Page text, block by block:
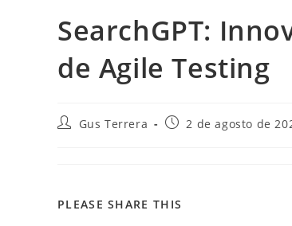
SearchGPT:
de Agile Testing
Gus Terrera 2 de agosto de
PLEASE SHARE THIS